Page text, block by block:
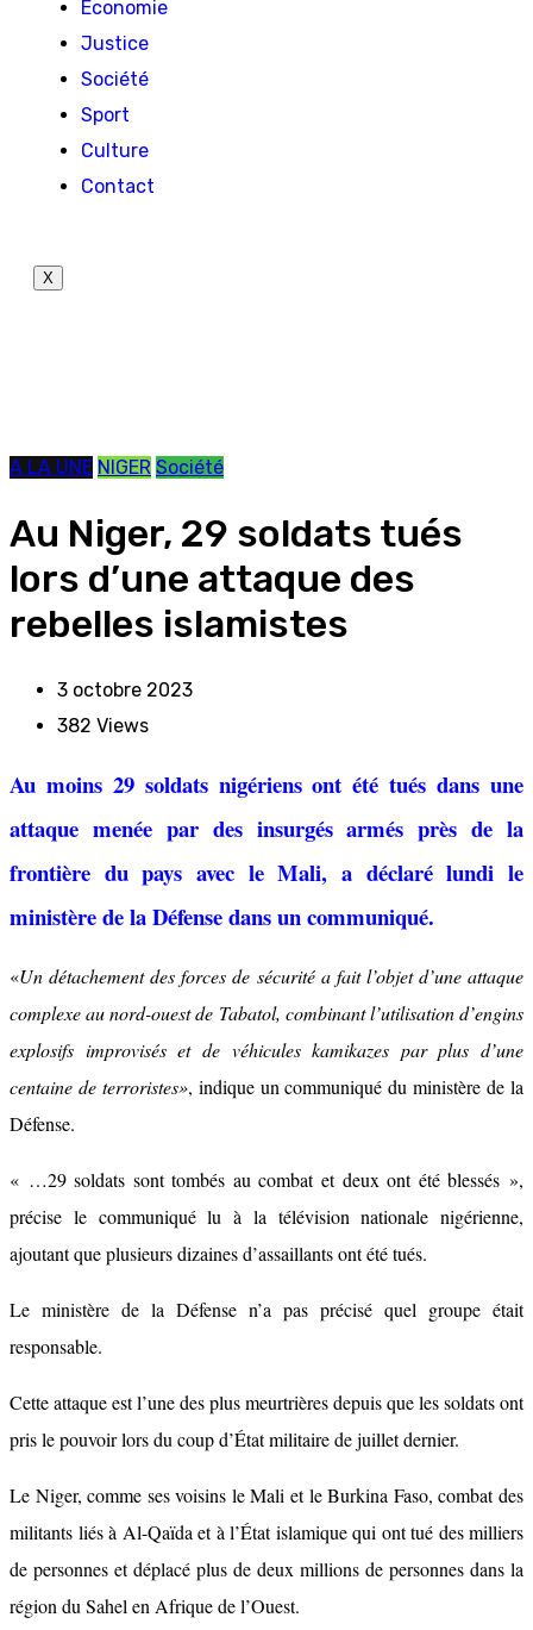
Economie
Justice
Société
Sport
Culture
Contact
X
A LA UNE NIGER Société
Au Niger, 29 soldats tués
lors d’une attaque des
rebelles islamistes
3 octobre 2023
382 Views
Au moins 29 soldats nigériens ont été tués dans une
attaque menée par des insurgés armés près de la
frontière du pays avec le Mali, a déclaré lundi le
ministère de la Défense dans un communiqué.
«Un détachement des forces de sécurité a fait l’objet d’une attaque
complexe au nord-ouest de Tabatol, combinant l’utilisation d’engins
explosifs improvisés et de véhicules kamikazes par plus d’une
centaine de terroristes», indique un communiqué du ministère de la
Défense.
« …29 soldats sont tombés au combat et deux ont été blessés »,
précise le communiqué lu à la télévision nationale nigérienne,
ajoutant que plusieurs dizaines d’assaillants ont été tués.
Le ministère de la Défense n’a pas précisé quel groupe était
responsable.
Cette attaque est l’une des plus meurtrières depuis que les soldats ont
pris le pouvoir lors du coup d’État militaire de juillet dernier.
Le Niger, comme ses voisins le Mali et le Burkina Faso, combat des
militants liés à Al-Qaïda et à l’État islamique qui ont tué des milliers
de personnes et déplacé plus de deux millions de personnes dans la
région du Sahel en Afrique de l’Ouest.